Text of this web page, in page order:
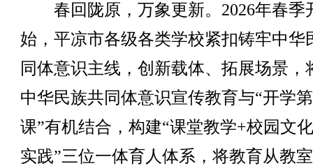
春回陇原，万象更新。2026年春季
始，平凉市各级各类学校紧扣铸牢中华
同体意识主线，创新载体、拓展场景，
中华民族共同体意识宣传教育与“开学
课”有机结合，构建“课堂教学+校园文
实践”三位一体育人体系，将教育从教